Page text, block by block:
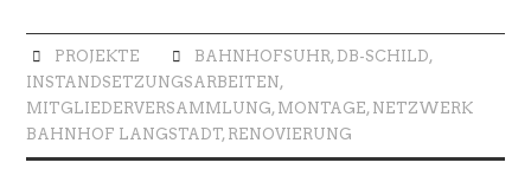
PROJEKTE BAHNHOFSUHR, DB-SCHILD,
INSTANDSETZUNGSARBEITEN,
MITGLIEDERVERSAMMLUNG, MONTAGE, NETZWERK
BAHNHOF LANGSTADT, RENOVIERUNG